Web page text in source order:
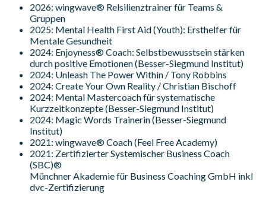
2026: wingwave® Relsilienztrainer für Teams &
Gruppen
2025: Mental Health First Aid (Youth): Ersthelfer für
Mentale Gesundheit
2024: Enjoyness® Coach: Selbstbewusstsein stärken
durch positive Emotionen (Besser-Siegmund Institut)
2024: Unleash The Power Within / Tony Robbins
2024: Create Your Own Reality / Christian Bischoff
2024: Mental Mastercoach für systematische
Kurzzeitkonzepte (Besser-Siegmund Institut)
2024: Magic Words Trainerin (Besser-Siegmund
Institut)
2021: wingwave® Coach (Feel Free Academy)
2021: Zertifizierter Systemischer Business Coach
(SBC)®
Münchner Akademie für Business Coaching GmbH inkl
dvc-Zertifizierung